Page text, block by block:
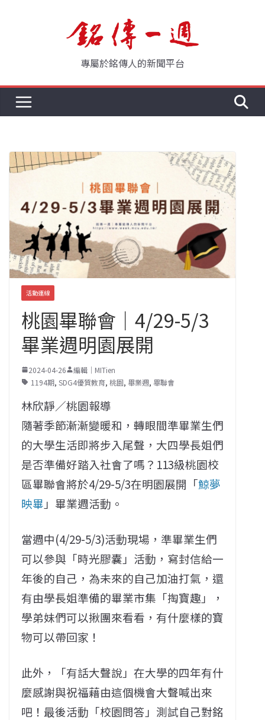
專屬於銘傳人的新聞平台
活動連線
桃園畢聯會｜4/29-5/3
畢業週明園展開
2024-04-26
編輯｜MITien
1194期, SDG4優質教育, 桃園, 畢業週, 畢聯會
林欣靜／桃園報導
隨著季節漸漸變暖和，轉眼間準畢業生們
的大學生活即將步入尾聲，大四學長姐們
是否準備好踏入社會了嗎？113級桃園校
區畢聯會將於4/29-5/3在明園展開「鯨夢
映畢 」畢業週活動。
當週中(4/29-5/3)活動現場，準畢業生們
可以參與「時光膠囊」活動，寫封信給一
年後的自己，為未來的自己加油打氣，還
有由學長姐準備的畢業市集「掏寶趣」，
學弟妹們可以揪團來看看，有什麼樣的寶
物可以帶回家！
此外，「有話大聲說」在大學的四年有什
麼感謝與祝福藉由這個機會大聲喊出來
吧！最後活動「校園問答」測試自己對銘